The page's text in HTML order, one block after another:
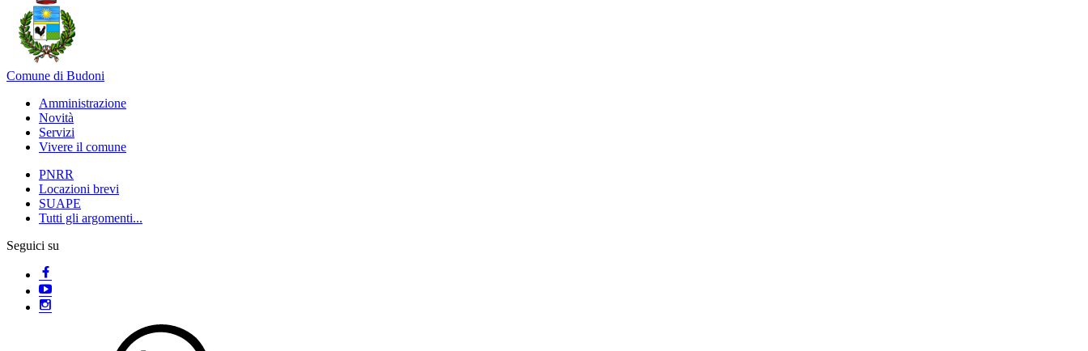
Comune di Budoni
Amministrazione
Novità
Servizi
Vivere il comune
PNRR
Locazioni brevi
SUAPE
Tutti gli argomenti...
Seguici su